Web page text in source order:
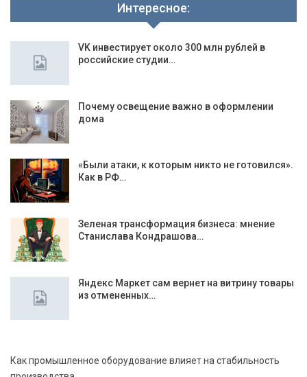
Интересное:
VK инвестирует около 300 млн рублей в
российские студии…
Почему освещение важно в оформлении
дома
«Были атаки, к которым никто не готовился».
Как в РФ…
Зеленая трансформация бизнеса: мнение
Станислава Кондрашова…
Яндекс Маркет сам вернет на витрину товары
из отмененных…
Как промышленное оборудование влияет на стабильность